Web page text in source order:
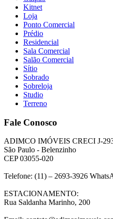
Kitnet
Loja
Ponto Comercial
Prédio
Residencial
Sala Comercial
Salão Comercial
Sítio
Sobrado
Sobreloja
Studio
Terreno
Fale Conosco
ADIMCO IMÓVEIS CRECI J-
São Paulo - Belenzinho
CEP 03055-020
Telefone: (11) – 2693-3926
ESTACIONAMENTO:
Rua Saldanha Marinho, 200